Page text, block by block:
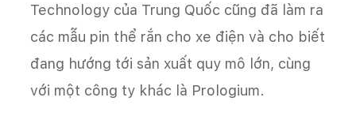
Technology của Trung Quốc cũng đã làm ra
các mẫu pin thể rắn cho xe điện và cho biết
đang hướng tới sản xuất quy mô lớn, cùng
với một công ty khác là Prologium.